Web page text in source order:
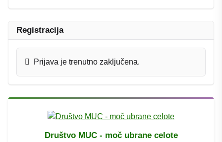
Registracija
Prijava je trenutno zaključena.
Društvo MUC - moč ubrane celote